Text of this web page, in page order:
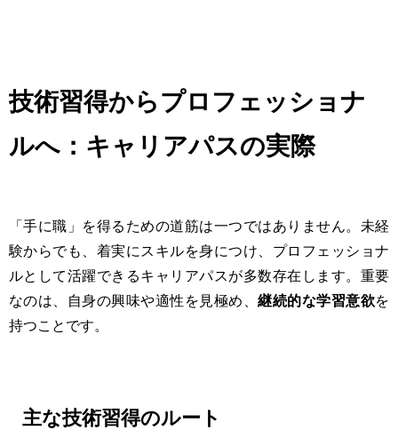
技術習得からプロフェッショナ
ルへ：キャリアパスの実際
「手に職」を得るための道筋は一つではありません。未経
験からでも、着実にスキルを身につけ、プロフェッショナ
ルとして活躍できるキャリアパスが多数存在します。重要
なのは、自身の興味や適性を見極め、継続的な学習意欲を
持つことです。
主な技術習得のルート